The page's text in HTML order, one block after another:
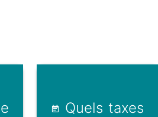
Quels taxes